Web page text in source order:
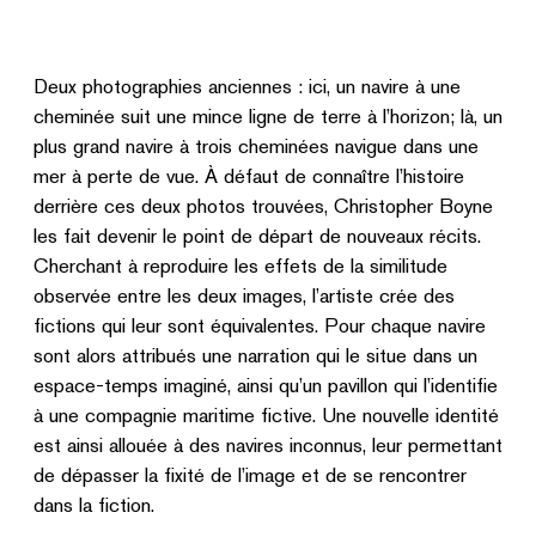
Deux photographies anciennes : ici, un navire à une
cheminée suit une mince ligne de terre à l’horizon; là, un
plus grand navire à trois cheminées navigue dans une
mer à perte de vue. À défaut de connaître l’histoire
derrière ces deux photos trouvées, Christopher Boyne
les fait devenir le point de départ de nouveaux récits.
Cherchant à reproduire les effets de la similitude
observée entre les deux images, l’artiste crée des
fictions qui leur sont équivalentes. Pour chaque navire
sont alors attribués une narration qui le situe dans un
espace-temps imaginé, ainsi qu’un pavillon qui l’identifie
à une compagnie maritime fictive. Une nouvelle identité
est ainsi allouée à des navires inconnus, leur permettant
de dépasser la fixité de l’image et de se rencontrer
dans la fiction.